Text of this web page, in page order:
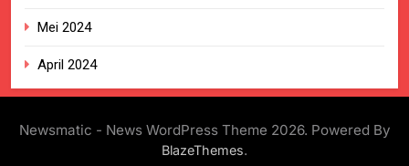
Mei 2024
April 2024
Newsmatic - News WordPress Theme 2026. Powered By
BlazeThemes.